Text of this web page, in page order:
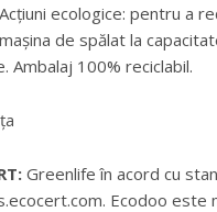
ecologice: pentru a
de spălat la
Ambalaj 100% reciclabil.
Greenlife în acord cu
Ecodoo este